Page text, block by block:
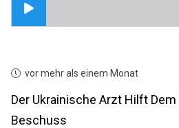
vor mehr als einem Monat
Der Ukrainische Arzt Hilft
Beschuss